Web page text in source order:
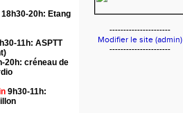
20h: Etang
11h: ASPTT
20h: créneau de
9h30-11h:
----------------------
Modifier le site (admin)
----------------------